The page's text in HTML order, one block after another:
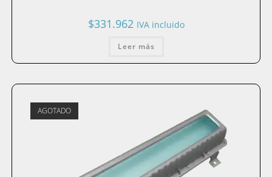
$331.962 IVA incluido
Leer más
AGOTADO